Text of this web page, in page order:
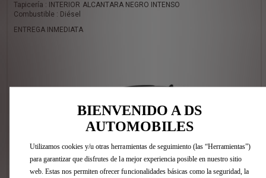
Tapicería : INTERIOR ALCANTARA NEGRO INTENSO
Combustible : Diésel
ENTREGA INMEDIATA
BIENVENIDO A DS
AUTOMOBILES
Utilizamos cookies y/u otras herramientas de seguimiento (las “Herramientas”)
para garantizar que disfrutes de la mejor experiencia posible en nuestro sitio
web. Estas nos permiten ofrecer funcionalidades básicas como la seguridad, la